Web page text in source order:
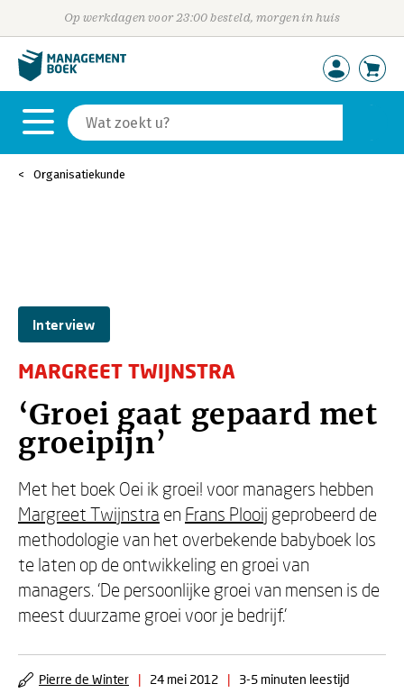
Op werkdagen voor 23:00 besteld, morgen in huis
Organisatiekunde
Interview
MARGREET TWIJNSTRA
‘Groei gaat gepaard met
groeipijn’
Met het boek Oei ik groei! voor managers hebben
Margreet Twijnstra en Frans Plooij geprobeerd de
methodologie van het overbekende babyboek los
te laten op de ontwikkeling en groei van
managers. ‘De persoonlijke groei van mensen is de
meest duurzame groei voor je bedrijf.’
Pierre de Winter | 24 mei 2012 | 3-5 minuten leestijd